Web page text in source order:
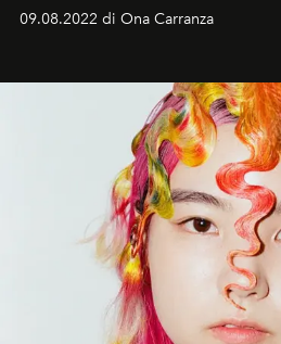
09.08.2022 di Ona Carranza